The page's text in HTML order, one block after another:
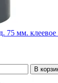
75 мм.
В